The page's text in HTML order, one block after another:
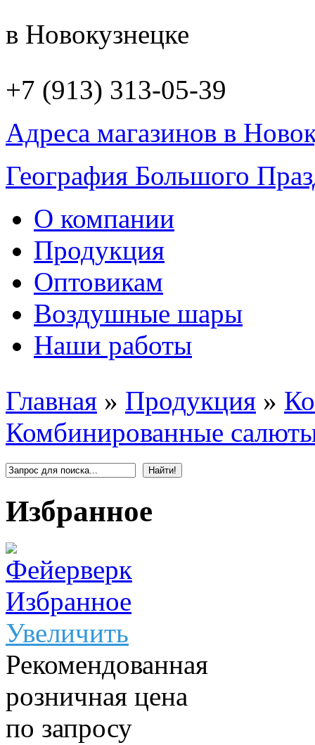
в Новокузнецке
+7 (913) 313-05-39
Адреса магазинов в
География Большого
О компании
Продукция
Оптовикам
Воздушные шары
Наши работы
Главная » Продукция »
Комбинированные
Избранное
Увеличить
Рекомендованная
розничная цена
по запросу